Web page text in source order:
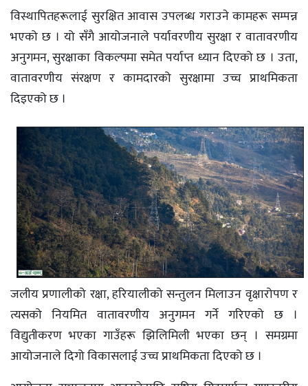
विस्थापितहरूलाई सुरक्षित आवास उपलब्ध गराउने कामहरू सम्पन्न
भएको छ । यो सँगै आयोजनाले पर्यावरणीय सुरक्षा र वातावरणीय
अनुगमन, सुरक्षाका विकल्पमा समेत पर्याप्त ध्यान दिएको छ । उता,
वातावरणीय संरक्षण र कामदारको सुरक्षामा उच्च प्राथमिकता
दिइएको छ ।
जलीय प्रणालीको रक्षा, हरियालीको सन्तुलन मिलाउन वृक्षारोपण र
त्यसको नियमित वातावरणीय अनुगमन गर्ने गरिएको छ ।
विद्युतीकरण भएका गाउँहरू झिलिमिली भएका छन् । समग्रमा
आयोजनाले दिगो विकासलाई उच्च प्राथमिकता दिएको छ ।